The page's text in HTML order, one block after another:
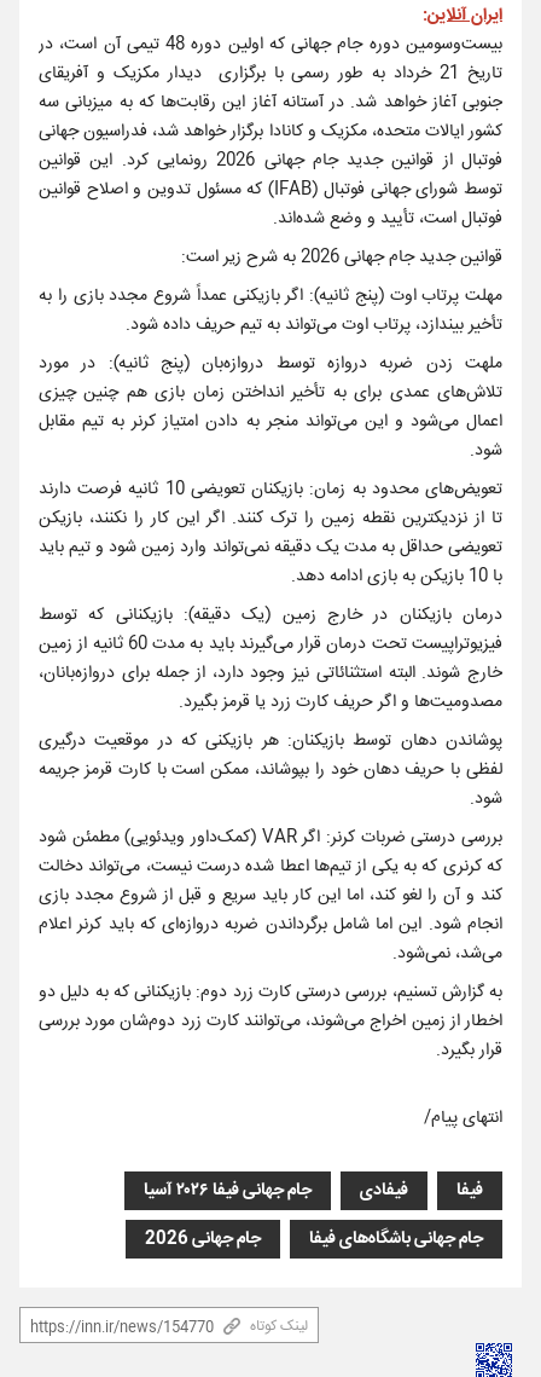
ایران آنلاین:
بیست‌وسومین دوره جام جهانی که اولین دوره 48 تیمی آن است، در
تاریخ 21 خرداد به طور رسمی با برگزاری دیدار مکزیک و آفریقای
جنوبی آغاز خواهد شد. در آستانه آغاز این رقابت‌ها که به میزبانی سه
کشور ایالات متحده، مکزیک و کانادا برگزار خواهد شد، فدراسیون جهانی
فوتبال از قوانین جدید جام جهانی 2026 رونمایی کرد. این قوانین
توسط شورای جهانی فوتبال (IFAB) که مسئول تدوین و اصلاح قوانین
فوتبال است، تأیید و وضع شده‌اند.
قوانین جدید جام جهانی 2026 به شرح زیر است:
مهلت پرتاب اوت (پنج ثانیه): اگر بازیکنی عمداً شروع مجدد بازی را به
تأخیر بیندازد، پرتاب اوت می‌تواند به تیم حریف داده شود.
ملهت زدن ضربه دروازه توسط دروازه‌بان (پنج ثانیه): در مورد
تلاش‌های عمدی برای به تأخیر انداختن زمان بازی هم چنین چیزی
اعمال می‌شود و این می‌تواند منجر به دادن امتیاز کرنر به تیم مقابل
شود.
تعویض‌های محدود به زمان: بازیکنان تعویضی 10 ثانیه فرصت دارند
تا از نزدیکترین نقطه زمین را ترک کنند. اگر این کار را نکنند، بازیکن
تعویضی حداقل به مدت یک دقیقه نمی‌تواند وارد زمین شود و تیم باید
با 10 بازیکن به بازی ادامه دهد.
درمان بازیکنان در خارج زمین (یک دقیقه): بازیکنانی که توسط
فیزیوتراپیست تحت‌ درمان قرار می‌گیرند باید به مدت 60 ثانیه از زمین
خارج شوند. البته استثنائاتی نیز وجود دارد، از جمله برای دروازه‌بانان،
مصدومیت‌ها و اگر حریف کارت زرد یا قرمز بگیرد.
پوشاندن دهان توسط بازیکنان: هر بازیکنی که در موقعیت درگیری
لفظی با حریف دهان خود را بپوشاند، ممکن است با کارت قرمز جریمه
شود.
بررسی درستی ضربات کرنر: اگر VAR (کمک‌داور ویدئویی) مطمئن شود
که کرنری که به یکی از تیم‌ها اعطا شده درست نیست، می‌تواند دخالت
کند و آن را لغو کند، اما این کار باید سریع و قبل از شروع مجدد بازی
انجام شود. این اما شامل برگرداندن ضربه دروازه‌ای که باید کرنر اعلام
می‌شد، نمی‌شود.
به گزارش تسنیم، بررسی درستی کارت زرد دوم: بازیکنانی که به دلیل دو
اخطار از زمین اخراج می‌شوند، می‌توانند کارت زرد دوم‌شان مورد بررسی
قرار بگیرد.
انتهای پیام/
فیفا فیفادی
جام جهانی فیفا ۲۰۲۶ آسیا
جام جهانی باشگاه‌های فیفا
جام جهانی 2026
لینک کوتاه